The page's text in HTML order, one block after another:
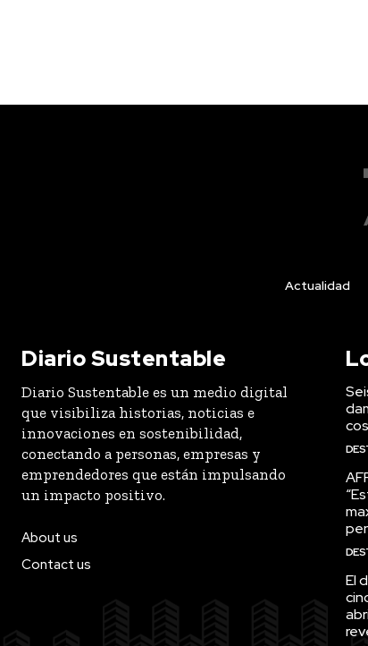
Actualidad
Diario Sustentable
Diario Sustentable es un medio digital
que visibiliza historias, noticias e
innovaciones en sostenibilidad,
conectando a personas, empresas y
emprendedores que están impulsando
un impacto positivo.
About us
Contact us
El